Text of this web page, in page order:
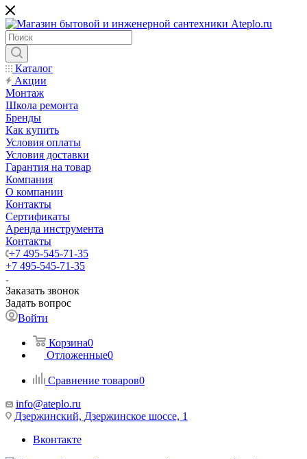
Каталог
Акции
Монтаж
Школа ремонта
Бренды
Как купить
Условия оплаты
Условия доставки
Гарантия на товар
Компания
О компании
Контакты
Сертификаты
Аренда инструмента
Контакты
+7 495-545-71-35
+7 495-545-71-35
Заказать звонок
Задать вопрос
Войти
Корзина0
Отложенные0
Сравнение товаров0
info@ateplo.ru
Дзержинский, Дзержинское шоссе, 1
Вконтакте